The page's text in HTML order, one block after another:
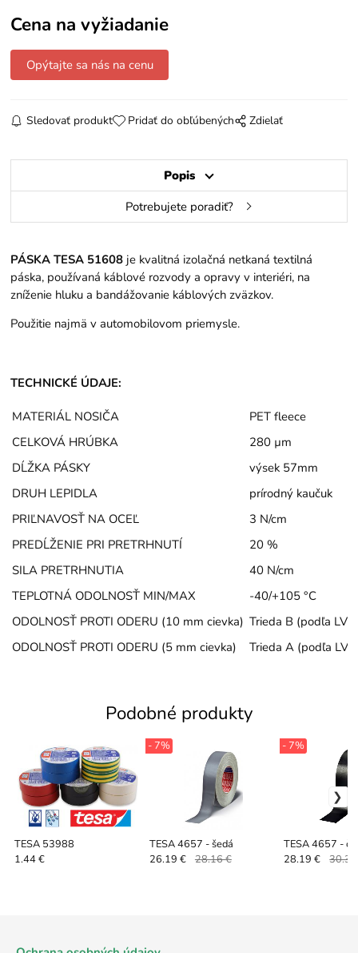
Cena na vyžiadanie
Opýtajte sa nás na cenu
Sledovať produkt Pridať do obľúbených Zdielať
Popis
Potrebujete poradiť?
PÁSKA TESA 51608 je kvalitná izolačná netkaná textilná
páska, používaná káblové rozvody a opravy v interiéri, na
zníženie hluku a bandážovanie káblových zväzkov.
Použitie najmä v automobilovom priemysle.
TECHNICKÉ ÚDAJE:
MATERIÁL NOSIČA
PET fleece
CELKOVÁ HRÚBKA
280 µm
DĹŽKA PÁSKY
výsek 57mm
DRUH LEPIDLA
prírodný kaučuk
PRIĽNAVOSŤ NA OCEĽ
3 N/cm
PREDĹŽENIE PRI PRETRHNUTÍ
20 %
SILA PRETRHNUTIA
40 N/cm
TEPLOTNÁ ODOLNOSŤ MIN/MAX
-40/+105 °C
ODOLNOSŤ PROTI ODERU (10 mm cievka) Trieda B (podľa
ODOLNOSŤ PROTI ODERU (5 mm cievka)
Trieda A (podľa
Podobné produkty
TESA 53988
1.44 €
TESA 4657 - šedá
- 7%
26.19 € 28.16 €
TESA 4657 -
- 7%
28.19 €